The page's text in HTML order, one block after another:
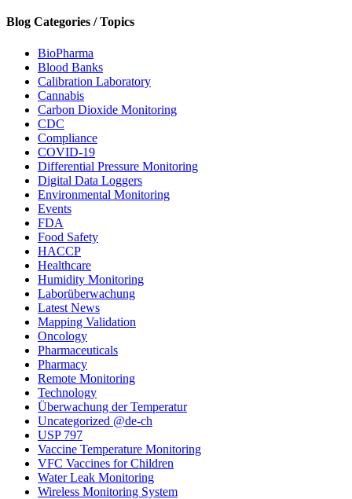
Blog Categories / Topics
BioPharma
Blood Banks
Calibration Laboratory
Cannabis
Carbon Dioxide Monitoring
CDC
Compliance
COVID-19
Differential Pressure Monitoring
Digital Data Loggers
Environmental Monitoring
Events
FDA
Food Safety
HACCP
Healthcare
Humidity Monitoring
Laborüberwachung
Latest News
Mapping Validation
Oncology
Pharmaceuticals
Pharmacy
Remote Monitoring
Technology
Überwachung der Temperatur
Uncategorized @de-ch
USP 797
Vaccine Temperature Monitoring
VFC Vaccines for Children
Water Leak Monitoring
Wireless Monitoring System